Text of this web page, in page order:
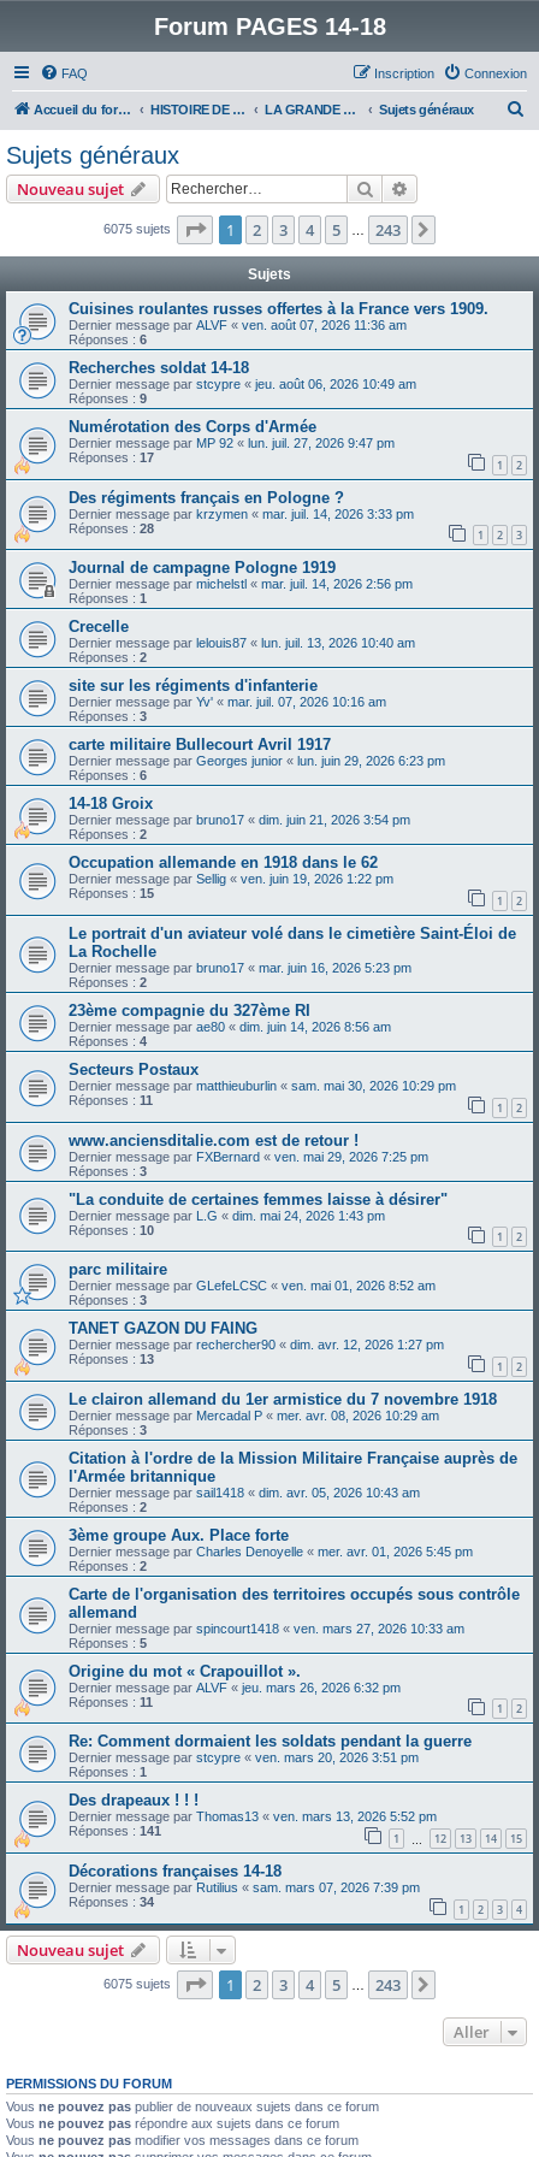
Forum PAGES 14-18
FAQ Connexion
Inscription
Accueil du forum HISTOIRE DE LA GRANDE GUERRE LA GRANDE GUERRE Sujets généraux
Sujets généraux
Nouveau sujet Rechercher
6075 sujets Page 1sur243
1 2 3 4 5 243
Sujets
Cuisines roulantes russes offertes à la France vers 1909.
Dernier message par ALVF « ven. août 07, 2026 11:36 am
Réponses : 6
Recherches soldat 14-18
Dernier message par stcypre « jeu. août 06, 2026 10:49 am
Réponses : 9
Numérotation des Corps d'Armée
Dernier message par MP 92 « lun. juil. 27, 2026 9:47 pm
Réponses : 17 1 2
Des régiments français en Pologne ?
Dernier message par krzymen « mar. juil. 14, 2026 3:33 pm
Réponses : 28 1 2 3
Journal de campagne Pologne 1919
Dernier message par michelstl « mar. juil. 14, 2026 2:56 pm
Réponses : 1
Crecelle
Dernier message par lelouis87 « lun. juil. 13, 2026 10:40 am
Réponses : 2
site sur les régiments d'infanterie
Dernier message par Yv' « mar. juil. 07, 2026 10:16 am
Réponses : 3
carte militaire Bullecourt Avril 1917
Dernier message par Georges junior « lun. juin 29, 2026 6:23 pm
Réponses : 6
14-18 Groix
Dernier message par bruno17 « dim. juin 21, 2026 3:54 pm
Réponses : 2
Occupation allemande en 1918 dans le 62
Dernier message par Sellig « ven. juin 19, 2026 1:22 pm
Réponses : 15 1 2
Le portrait d'un aviateur volé dans le cimetière Saint-Éloi de
La Rochelle
Dernier message par bruno17 « mar. juin 16, 2026 5:23 pm
Réponses : 2
23ème compagnie du 327ème RI
Dernier message par ae80 « dim. juin 14, 2026 8:56 am
Réponses : 4
Secteurs Postaux
Dernier message par matthieuburlin « sam. mai 30, 2026 10:29 pm
Réponses : 11 1 2
www.anciensditalie.com est de retour !
Dernier message par FXBernard « ven. mai 29, 2026 7:25 pm
Réponses : 3
"La conduite de certaines femmes laisse à désirer"
Dernier message par L.G « dim. mai 24, 2026 1:43 pm
Réponses : 10 1 2
parc militaire
Dernier message par GLefeLCSC « ven. mai 01, 2026 8:52 am
Réponses : 3
TANET GAZON DU FAING
Dernier message par rechercher90 « dim. avr. 12, 2026 1:27 pm
Réponses : 13 1 2
Le clairon allemand du 1er armistice du 7 novembre 1918
Dernier message par Mercadal P « mer. avr. 08, 2026 10:29 am
Réponses : 3
Citation à l'ordre de la Mission Militaire Française auprès de
l'Armée britannique
Dernier message par sail1418 « dim. avr. 05, 2026 10:43 am
Réponses : 2
3ème groupe Aux. Place forte
Dernier message par Charles Denoyelle « mer. avr. 01, 2026 5:45 pm
Réponses : 2
Carte de l'organisation des territoires occupés sous contrôle
allemand
Dernier message par spincourt1418 « ven. mars 27, 2026 10:33 am
Réponses : 5
Origine du mot « Crapouillot ».
Dernier message par ALVF « jeu. mars 26, 2026 6:32 pm
Réponses : 11 1 2
Re: Comment dormaient les soldats pendant la guerre
Dernier message par stcypre « ven. mars 20, 2026 3:51 pm
Réponses : 1
Des drapeaux ! ! !
Dernier message par Thomas13 « ven. mars 13, 2026 5:52 pm
Réponses : 141 1 12 13 14 15
Décorations françaises 14-18
Dernier message par Rutilius « sam. mars 07, 2026 7:39 pm
Réponses : 34 1 2 3 4
Nouveau sujet
6075 sujets Page 1sur243
1 2 3 4 5 243
Aller
PERMISSIONS DU FORUM
Vous ne pouvez pas publier de nouveaux sujets dans ce forum
Vous ne pouvez pas répondre aux sujets dans ce forum
Vous ne pouvez pas modifier vos messages dans ce forum